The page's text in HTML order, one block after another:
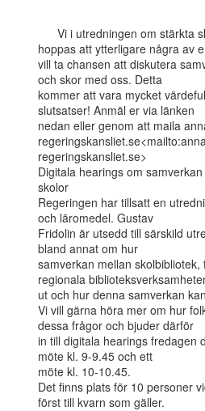
hoppas att ytterligare några av
vill ta chansen att diskutera
och skor med oss. Detta
kommer att vara mycket
slutsatser! Anmäl er via länken
nedan eller genom att maila
regeringskansliet.se>
Digitala hearings om
skolor
Regeringen har tillsatt en
och läromedel. Gustav
Fridolin är utsedd till särskild
bland annat om hur
samverkan mellan skolbibliotek,
regionala
ut och hur denna samverkan
Vi vill gärna höra mer om hur
dessa frågor och bjuder därför
in till digitala hearings fredagen
möte kl. 9-9.45 och ett
möte kl. 10-10.45.
Det finns plats för 10 personer
först till kvarn som gäller.